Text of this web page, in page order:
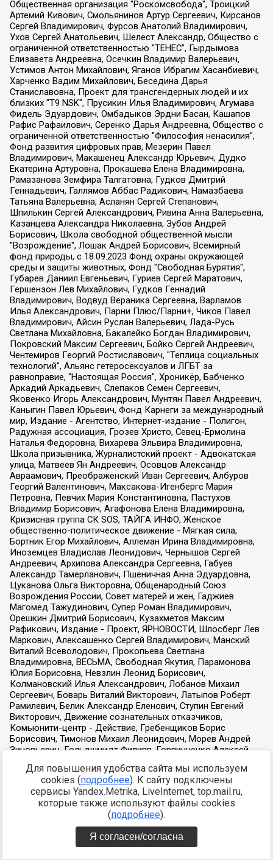
Для повышения удобства сайта мы используем
cookies (подробнее). К сайту подключены
сервисы Yandex.Metrika, LiveInternet, top.mail.ru,
которые также используют файлы cookies
(подробнее).
Я согласен/согласна